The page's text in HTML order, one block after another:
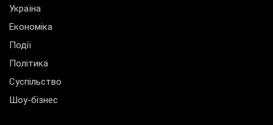
Україна
Економіка
Події
Політика
Суспільство
Шоу-бізнес